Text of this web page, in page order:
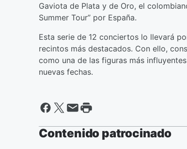
Gaviota de Plata y de Oro, el
Summer Tour” por España.
Esta serie de 12 conciertos lo llevará
recintos más destacados. Con ello,
como una de las figuras más
nuevas fechas.
Contenido patrocinado